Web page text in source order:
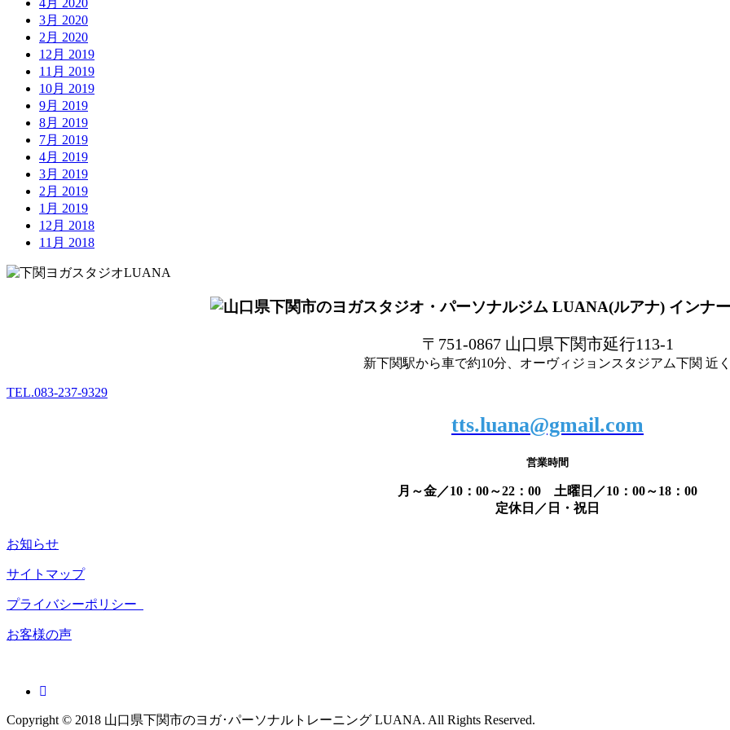
3月 2020
2月 2020
12月 2019
11月 2019
10月 2019
9月 2019
8月 2019
7月 2019
4月 2019
3月 2019
2月 2019
1月 2019
12月 2018
11月 2018
〒751-0867 山口県下関市延行113-1
新下関駅から車で約10分、オーヴィジョンスタジアム下関 近
TEL.083-237-9329
tts.luana@gmail.com
営業時間
月～金／10：00～22：00 土曜日／10：00～18：00
定休日／日・祝日
お知らせ
サイトマップ
プライバシーポリシー
お客様の声
Copyright © 2018 山口県下関市のヨガ･パーソナルトレーニング LUANA. All Rights Reserved.